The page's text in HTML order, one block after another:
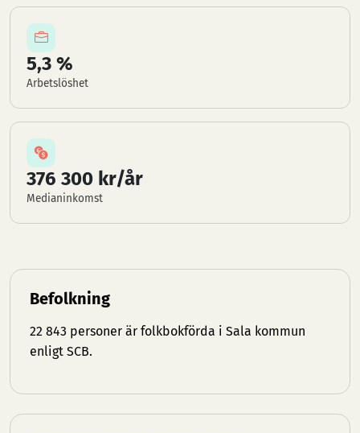
5,3 %
Arbetslöshet
376 300 kr/år
Medianinkomst
Befolkning
22 843 personer är folkbokförda i Sala kommun
enligt SCB.